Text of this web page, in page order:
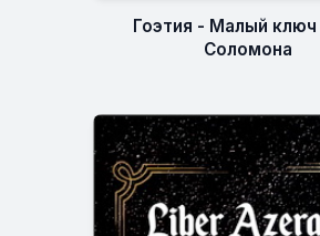
Гоэтия - Малый ключ
Соломона